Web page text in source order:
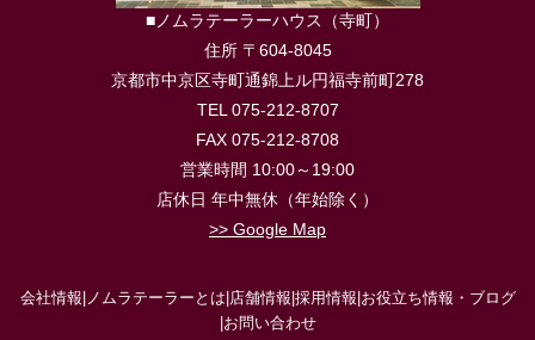
■ノムラテーラーハウス（寺町）
住所 〒604-8045
京都市中京区寺町通錦上ル円福寺前町278
TEL 075-212-8707
FAX 075-212-8708
営業時間 10:00～19:00
店休日 年中無休（年始除く）
>> Google Map
会社情報 ノムラテーラーとは 店舗情報 採用情報 お役立ち情報・ブログ
お問い合わせ